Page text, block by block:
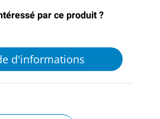
par ce produit ?
d'informations